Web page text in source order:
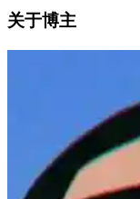
关于博主